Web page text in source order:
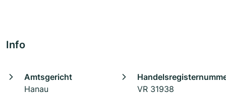
Info
Amtsgericht
Hanau
VR 31938